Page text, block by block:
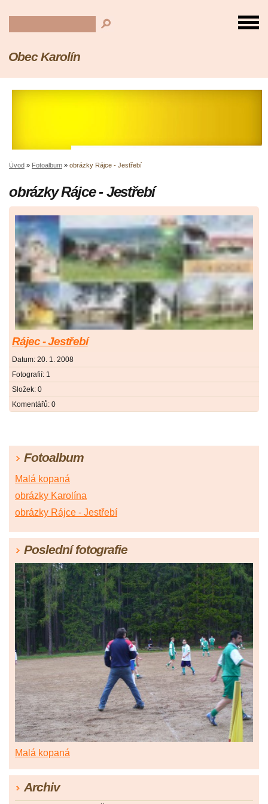
Obec Karolín
Úvod » Fotoalbum » obrázky Rájce - Jestřebí
obrázky Rájce - Jestřebí
Rájec - Jestřebí
Datum: 20. 1. 2008
Fotografií: 1
Složek: 0
Komentářů: 0
Fotoalbum
Malá kopaná
obrázky Karolína
obrázky Rájce - Jestřebí
Poslední fotografie
Malá kopaná
Archiv